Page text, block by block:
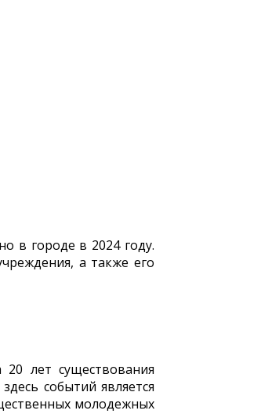
в городе в 2024 году.
а также его
лет существования
событий является
молодежных